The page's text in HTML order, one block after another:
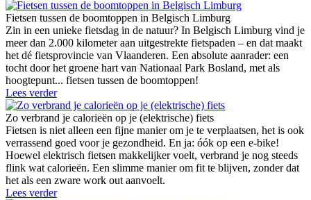
Fietsen tussen de boomtoppen in Belgisch Limburg
Zin in een unieke fietsdag in de natuur? In Belgisch Limburg vind je
meer dan 2.000 kilometer aan uitgestrekte fietspaden – en dat maakt
het dé fietsprovincie van Vlaanderen. Een absolute aanrader: een
tocht door het groene hart van Nationaal Park Bosland, met als
hoogtepunt... fietsen tussen de boomtoppen!
Lees verder
Zo verbrand je calorieën op je (elektrische) fiets
Fietsen is niet alleen een fijne manier om je te verplaatsen, het is ook
verrassend goed voor je gezondheid. En ja: óók op een e-bike!
Hoewel elektrisch fietsen makkelijker voelt, verbrand je nog steeds
flink wat calorieën. Een slimme manier om fit te blijven, zonder dat
het als een zware work out aanvoelt.
Lees verder